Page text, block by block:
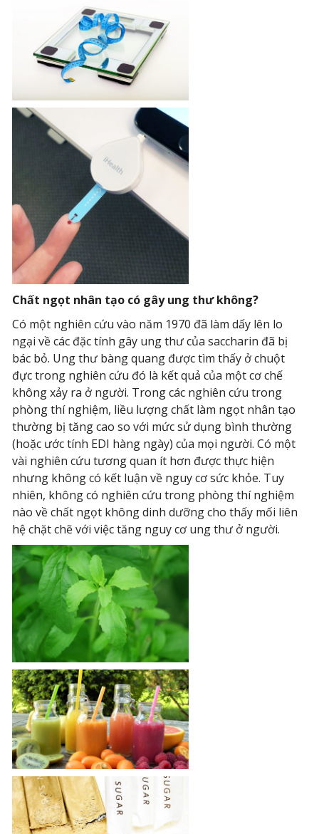
Chất ngọt nhân tạo có gây ung thư không?
Có một nghiên cứu vào năm 1970 đã làm dấy lên lo
ngại về các đặc tính gây ung thư của saccharin đã bị
bác bỏ. Ung thư bàng quang được tìm thấy ở chuột
đực trong nghiên cứu đó là kết quả của một cơ chế
không xảy ra ở người. Trong các nghiên cứu trong
phòng thí nghiệm, liều lượng chất làm ngọt nhân tạo
thường bị tăng cao so với mức sử dụng bình thường
(hoặc ước tính EDI hàng ngày) của mọi người. Có một
vài nghiên cứu tương quan ít hơn được thực hiện
nhưng không có kết luận về nguy cơ sức khỏe. Tuy
nhiên, không có nghiên cứu trong phòng thí nghiệm
nào về chất ngọt không dinh dưỡng cho thấy mối liên
hệ chặt chẽ với việc tăng nguy cơ ung thư ở người.